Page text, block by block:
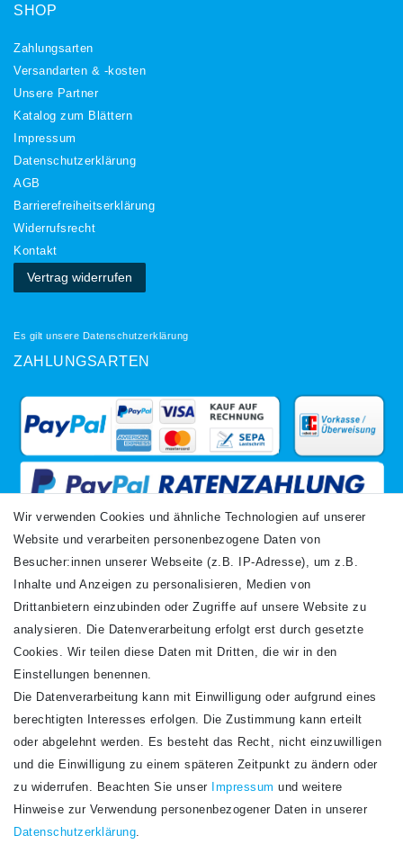
SHOP
Zahlungsarten
Versandarten & -kosten
Unsere Partner
Katalog zum Blättern
Impressum
Daten­schutz­erklärung
AGB
Barrierefreiheitserklärung
Widerrufs­recht
Kontakt
Vertrag widerrufen
Es gilt unsere Datenschutzerklärung
ZAHLUNGSARTEN
VERSANDARTEN
Newsletter
Honig
Hiermit bestätige ich, dass ich dieDaten­schutz­erklärunggelesen habe. Meine
Wir verwenden Cookies und ähnliche Technologien auf unserer
Website und verarbeiten personenbezogene Daten von
Besucher:innen unserer Webseite (z.B. IP-Adresse), um z.B.
Inhalte und Anzeigen zu personalisieren, Medien von
Drittanbietern einzubinden oder Zugriffe auf unsere Website zu
analysieren. Die Datenverarbeitung erfolgt erst durch gesetzte
Cookies. Wir teilen diese Daten mit Dritten, die wir in den
Einstellungen benennen.
Die Datenverarbeitung kann mit Einwilligung oder aufgrund eines
berechtigten Interesses erfolgen. Die Zustimmung kann erteilt
oder abgelehnt werden. Es besteht das Recht, nicht einzuwilligen
und die Einwilligung zu einem späteren Zeitpunkt zu ändern oder
zu widerrufen. Beachten Sie unser
Impressum und weitere
Hinweise zur Verwendung personenbezogener Daten in unserer
Daten­schutz­erklärung.